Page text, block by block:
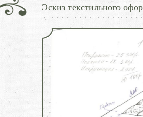
Эскиз текстильного